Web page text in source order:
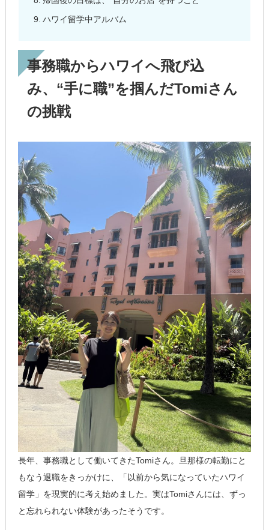
ハワイ留学中アルバム
事務職からハワイへ飛び込
み、“手に職”を掴んだTomiさん
の挑戦
長年、事務職として働いてきたTomiさん。旦那様の転勤にと
もなう退職をきっかけに、「以前から気になっていたハワイ
留学」を現実的に考え始めました。実はTomiさんには、ずっ
と忘れられない体験があったそうです。